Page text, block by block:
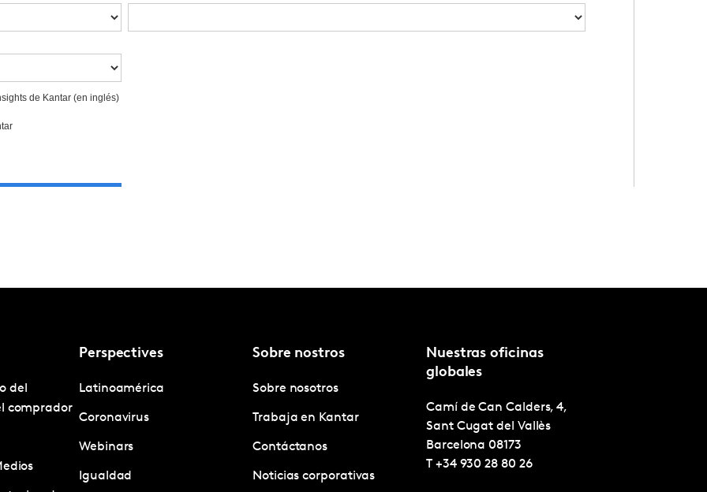
del
comprador
Perspectives
Latinoamérica
Coronavirus
Webinars
Igualdad
Sobre nostros
Sobre nosotros
Trabaja en Kantar
Contáctanos
Noticias corporativas
Nuestras oficinas
globales
Camí de Can Calders, 4,
Sant Cugat del Vallès
Barcelona 08173
T +34 930 28 80 26